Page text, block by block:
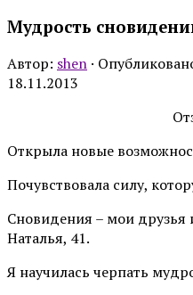
Мудрость
Автор: shen ·
18.11.2013
Открыла новые
Почувствовала силу,
Сновидения – мои друзья
Наталья, 41.
Я научилась черпать